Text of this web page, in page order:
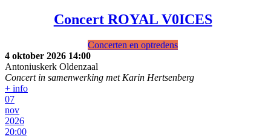
Concert ROYAL V0ICES
Concerten en optredens
4 oktober 2026 14:00
Antoniuskerk Oldenzaal
Concert in samenwerking met Karin Hertsenberg
+ info
07
nov
2026
20:00